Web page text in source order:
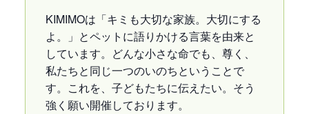
KIMIMOは「キミも大切な家族。大切にする
よ。」とペットに語りかける言葉を由来と
しています。どんな小さな命でも、尊く、
私たちと同じ一つのいのちということで
す。これを、子どもたちに伝えたい。そう
強く願い開催しております。